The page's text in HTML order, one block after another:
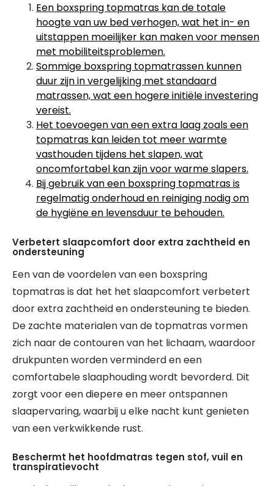
Een boxspring topmatras kan de totale
hoogte van uw bed verhogen, wat het in- en
uitstappen moeilijker kan maken voor mensen
met mobiliteitsproblemen.
Sommige boxspring topmatrassen kunnen
duur zijn in vergelijking met standaard
matrassen, wat een hogere initiële investering
vereist.
Het toevoegen van een extra laag zoals een
topmatras kan leiden tot meer warmte
vasthouden tijdens het slapen, wat
oncomfortabel kan zijn voor warme slapers.
Bij gebruik van een boxspring topmatras is
regelmatig onderhoud en reiniging nodig om
de hygiëne en levensduur te behouden.
Verbetert slaapcomfort door extra zachtheid en
ondersteuning
Een van de voordelen van een boxspring
topmatras is dat het het slaapcomfort verbetert
door extra zachtheid en ondersteuning te bieden.
De zachte materialen van de topmatras vormen
zich naar de contouren van het lichaam, waardoor
drukpunten worden verminderd en een
comfortabele slaaphouding wordt bevorderd. Dit
zorgt voor een diepere en meer ontspannen
slaapervaring, waarbij u elke nacht kunt genieten
van een verkwikkende rust.
Beschermt het hoofdmatras tegen stof, vuil en
transpiratievocht